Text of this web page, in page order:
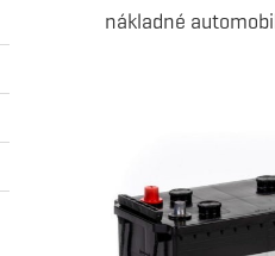
nákladné